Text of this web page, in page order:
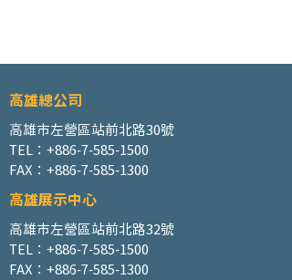
高雄總公司
高雄市左營區站前北路30號
TEL：+886-7-585-1500
FAX：+886-7-585-1300
高雄展示中心
高雄市左營區站前北路32號
TEL：+886-7-585-1500
FAX：+886-7-585-1300